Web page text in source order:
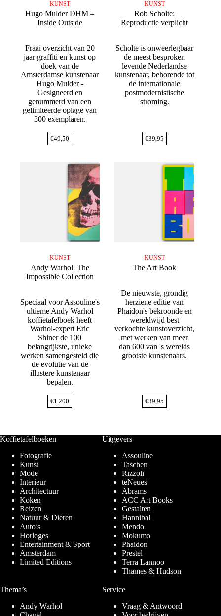
KUNST
Hugo Mulder DHM –
Inside Outside
Fraai overzicht van 20
jaar graffiti en kunst op
doek van de
Amsterdamse kunstenaar
Hugo Mulder -
Gesigneerd en
genummerd van een
gelimiteerde oplage van
300 exemplaren.
€49,50
KUNST
Rob Scholte:
Reproductie verplicht
Scholte is onweerlegbaar
de meest besproken
levende Nederlandse
kunstenaar, behorende tot
de internationale
postmodernistische
stroming.
€39,95
KUNST
Andy Warhol: The
Impossible Collection
Speciaal voor Assouline's
ultieme Andy Warhol
koffietafelboek heeft
Warhol-expert Eric
Shiner de 100
belangrijkste, unieke
werken samengesteld die
de evolutie van de
illustere kunstenaar
bepalen.
€1.200
KUNST
The Art Book
De nieuwste, grondig
herziene editie van
Phaidon's bekroonde en
wereldwijd best
verkochte kunstoverzicht,
met werken van meer
dan 600 van 's werelds
grootste kunstenaars.
€39,95
Koffietafelboeken
Fotografie
Kunst
Mode
Interieur
Architectuur
Koken
Reizen
Natuur & Dieren
Auto’s
Horloges
Entertainment & Sport
Amsterdam
Limited Editions
Uitgevers
Assouline
Taschen
Rizzoli
teNeues
Abrams
ACC Art Books
Gestalten
Hannibal
Mendo
Mokumo
Phaidon
Prestel
Terra Lannoo
Thames & Hudson
Thema’s
Andy Warhol
Service
Vraag & Antwoord